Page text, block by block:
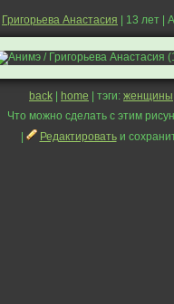
Григорьева Анастасия | 13 лет |
back home | тэги: женщины
Что можно сделать с этим
Редактироватьи